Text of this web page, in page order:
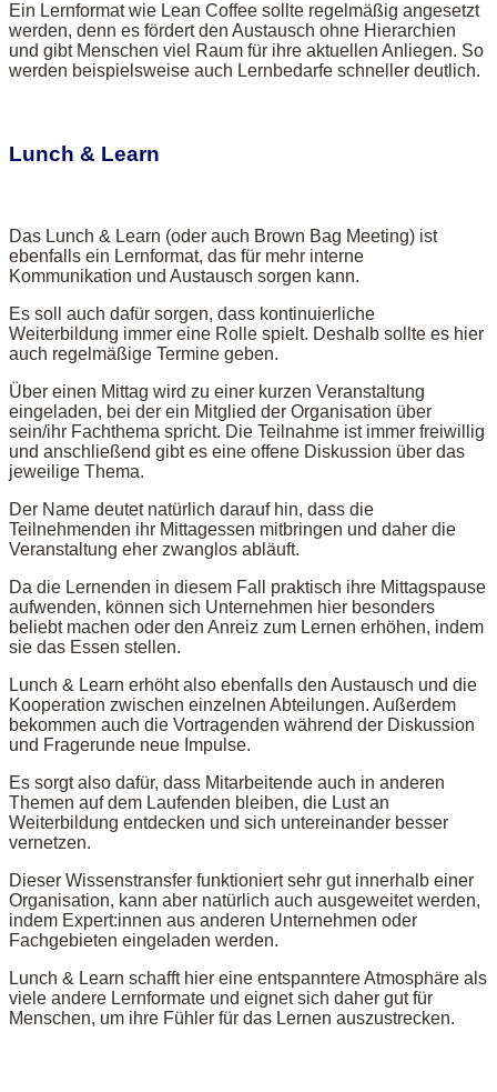
Ein Lernformat wie Lean Coffee sollte regelmäßig angesetzt
werden, denn es fördert den Austausch ohne Hierarchien
und gibt Menschen viel Raum für ihre aktuellen Anliegen. So
werden beispielsweise auch Lernbedarfe schneller deutlich.
Lunch & Learn
Das Lunch & Learn (oder auch Brown Bag Meeting) ist
ebenfalls ein Lernformat, das für mehr interne
Kommunikation und Austausch sorgen kann.
Es soll auch dafür sorgen, dass kontinuierliche
Weiterbildung immer eine Rolle spielt. Deshalb sollte es hier
auch regelmäßige Termine geben.
Über einen Mittag wird zu einer kurzen Veranstaltung
eingeladen, bei der ein Mitglied der Organisation über
sein/ihr Fachthema spricht. Die Teilnahme ist immer freiwillig
und anschließend gibt es eine offene Diskussion über das
jeweilige Thema.
Der Name deutet natürlich darauf hin, dass die
Teilnehmenden ihr Mittagessen mitbringen und daher die
Veranstaltung eher zwanglos abläuft.
Da die Lernenden in diesem Fall praktisch ihre Mittagspause
aufwenden, können sich Unternehmen hier besonders
beliebt machen oder den Anreiz zum Lernen erhöhen, indem
sie das Essen stellen.
Lunch & Learn erhöht also ebenfalls den Austausch und die
Kooperation zwischen einzelnen Abteilungen. Außerdem
bekommen auch die Vortragenden während der Diskussion
und Fragerunde neue Impulse.
Es sorgt also dafür, dass Mitarbeitende auch in anderen
Themen auf dem Laufenden bleiben, die Lust an
Weiterbildung entdecken und sich untereinander besser
vernetzen.
Dieser Wissenstransfer funktioniert sehr gut innerhalb einer
Organisation, kann aber natürlich auch ausgeweitet werden,
indem Expert:innen aus anderen Unternehmen oder
Fachgebieten eingeladen werden.
Lunch & Learn schafft hier eine entspanntere Atmosphäre als
viele andere Lernformate und eignet sich daher gut für
Menschen, um ihre Fühler für das Lernen auszustrecken.